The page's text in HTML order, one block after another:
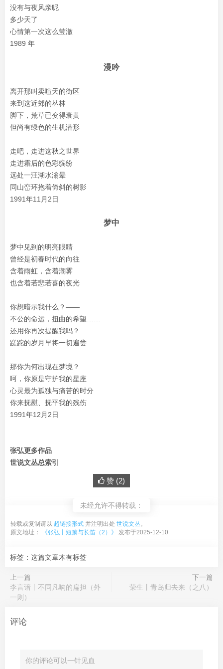
没有与夜风亲昵
多少天了
心情第一次这么莹澈
1989 年
漫吟
离开那叫卖喧天的街区
来到这近郊的丛林
脚下，荒草已变得衰黄
但尚有绿色的生机潜形
走吧，走进这秋之世界
走进霜后的色彩缤纷
远处一汪湖水滃晕
同山峦环抱着倚斜的树影
1991年11月2日
梦中
梦中见到的明亮眼睛
曾经是初春时代的向往
含着雨虹，含着潮雾
也含着若悲若喜的夜光
你想暗示我什么？——
不公的命运，扭曲的希望……
还用你再次提醒我吗？
蹉跎的岁月早将一切遍尝
那你为何出现在梦境？
呵，你原是守护我的星座
心灵最为孤独与痛苦的时分
你来抚慰、抚平我的残伤
1991年12月2日
张弘更多作品
世说文丛总索引
赞 (2)
未经允许不得转载：
转载或复制请以 超链接形式 并注明出处 世说文丛。
原文地址：
《张弘丨短箫与长笛（2）》 发布于2025-12-10
标签：这篇文章木有标签
上一篇
李言谙丨不同凡响的扁担（外
一则）
下一篇
荣生丨青岛归去来（之八）
评论